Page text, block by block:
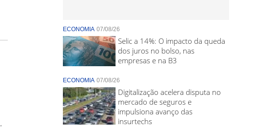
ECONOMIA 07/08/26
Selic a 14%: O impacto da queda
dos juros no bolso, nas
empresas e na B3
ECONOMIA 07/08/26
Digitalização acelera disputa no
mercado de seguros e
impulsiona avanço das
insurtechs